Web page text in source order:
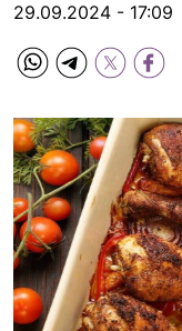
29.09.2024 - 17:09